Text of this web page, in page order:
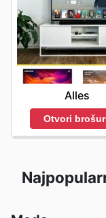
Alles
Otvori